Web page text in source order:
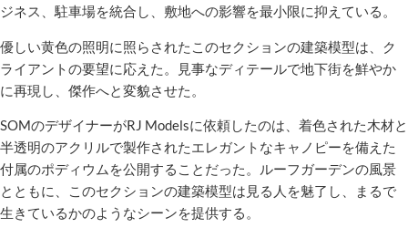
ジネス、駐車場を統合し、敷地への影響を最小限に抑えている。
優しい黄色の照明に照らされたこのセクションの建築模型は、ク
ライアントの要望に応えた。見事なディテールで地下街を鮮やか
に再現し、傑作へと変貌させた。
SOMのデザイナーがRJ Modelsに依頼したのは、着色された木材と
半透明のアクリルで製作されたエレガントなキャノピーを備えた
付属のポディウムを公開することだった。ルーフガーデンの風景
とともに、このセクションの建築模型は見る人を魅了し、まるで
生きているかのようなシーンを提供する。